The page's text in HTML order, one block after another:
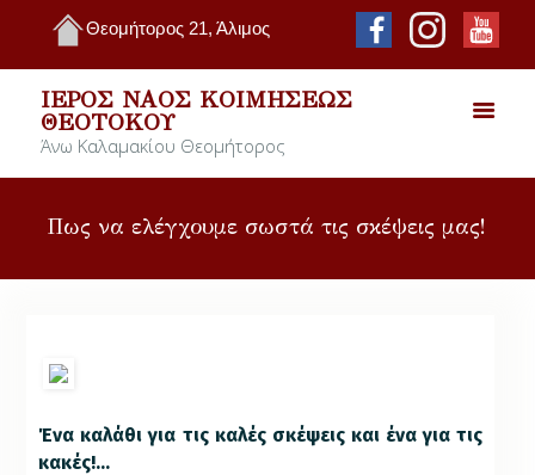
Θεομήτορος 21, Άλιμος
ΙΕΡΌΣ ΝΑΌΣ ΚΟΙΜΉΣΕΩΣ
ΘΕΟΤΌΚΟΥ
Άνω Καλαμακίου Θεομήτορος
Πως να ελέγχουμε σωστά τις σκέψεις μας!
Ένα καλάθι για τις καλές σκέψεις και ένα για τις
κακές!…